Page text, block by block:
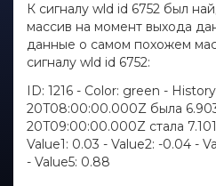
К сигналу wld id 6752 был
массив на момент выхода
данные о самом похожем
сигналу wld id 6752:
ID: 1216 - Color: green -
20T08:00:00.000Z была
20T09:00:00.000Z стала
Value1: 0.03 - Value2: -0.04 -
- Value5: 0.88